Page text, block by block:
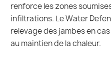
renforce les zones
infiltrations. Le Water
relevage des jambes en
au maintien de la chaleur.